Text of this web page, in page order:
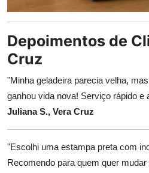
Depoimentos de
Cruz
"Minha geladeira parecia velha,
ganhou vida nova! Serviço rápido e
Juliana S., Vera Cruz
"Escolhi uma estampa preta com
Recomendo para quem quer